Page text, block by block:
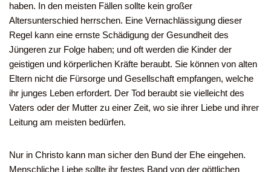
haben. In den meisten Fällen sollte kein großer
Altersunterschied herrschen. Eine Vernachlässigung dieser
Regel kann eine ernste Schädigung der Gesundheit des
Jüngeren zur Folge haben; und oft werden die Kinder der
geistigen und körperlichen Kräfte beraubt. Sie können von alten
Eltern nicht die Fürsorge und Gesellschaft empfangen, welche
ihr junges Leben erfordert. Der Tod beraubt sie vielleicht des
Vaters oder der Mutter zu einer Zeit, wo sie ihrer Liebe und ihrer
Leitung am meisten bedürfen.
Nur in Christo kann man sicher den Bund der Ehe eingehen.
Menschliche Liebe sollte ihr festes Band von der göttlichen